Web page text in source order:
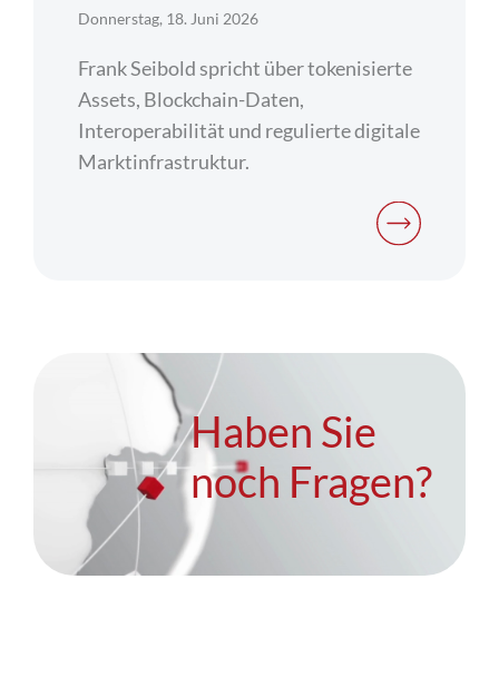
Donnerstag, 18. Juni 2026
Frank Seibold spricht über tokenisierte
Assets, Blockchain-Daten,
Interoperabilität und regulierte digitale
Marktinfrastruktur.
Haben Sie
noch Fragen?